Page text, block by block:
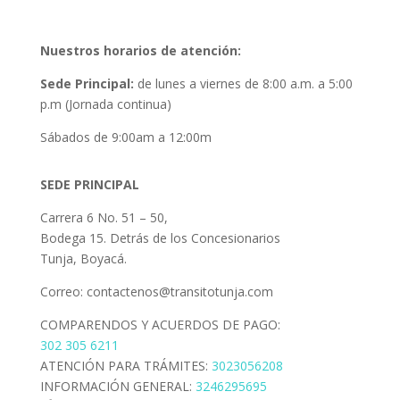
Nuestros horarios de atención:
Sede Principal: de lunes a viernes de 8:00 a.m. a 5:00
p.m (Jornada continua)
Sábados de 9:00am a 12:00m
SEDE PRINCIPAL
Carrera 6 No. 51 – 50,
Bodega 15. Detrás de los Concesionarios
Tunja, Boyacá.
Correo: contactenos@transitotunja.com
COMPARENDOS Y ACUERDOS DE PAGO:
302 305 6211
ATENCIÓN PARA TRÁMITES: 3023056208
INFORMACIÓN GENERAL: 3246295695